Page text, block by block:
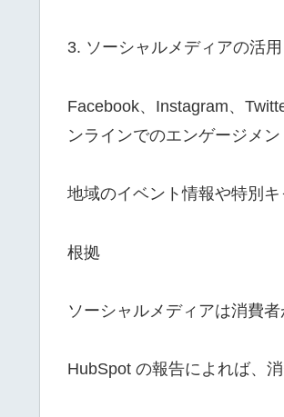
3. ソーシャルメディアの活用
Facebook、Instagram、
ンラインでのエンゲージメ
地域のイベント情報や特別
根拠
ソーシャルメディアは消費
HubSpot の報告によれば、